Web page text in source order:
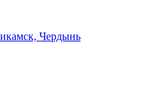
Чердынь